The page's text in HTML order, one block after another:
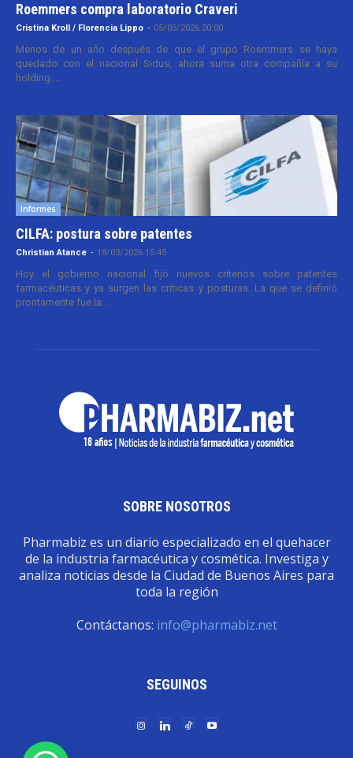
Roemmers compra laboratorio Craveri
Cristina Kroll / Florencia Lippo - 05/05/2026 20:00
Menos de un año después de que el grupo Roemmers se haya
quedado con el nacional Sidus, ahora suma otra compañía a su
holding....
Informes
CILFA: postura sobre patentes
Christian Atance - 18/03/2026 15:45
Hoy el gobierno nacional fijó nuevos criterios sobre patentes
farmacéuticas y ya surgen las críticas y posturas. La que se definió
prontamente fue la...
SOBRE NOSOTROS
Pharmabiz es un diario especializado en el quehacer
de la industria farmacéutica y cosmética. Investiga y
analiza noticias desde la Ciudad de Buenos Aires para
toda la región
Contáctanos: info@pharmabiz.net
SEGUINOS